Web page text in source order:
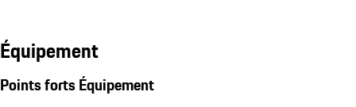
Équipement
Points forts Équipement